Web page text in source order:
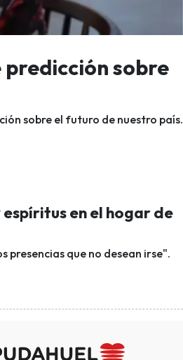
sobre
sobre el futuro de nuestro país.
en el hogar de
presencias que no desean irse".